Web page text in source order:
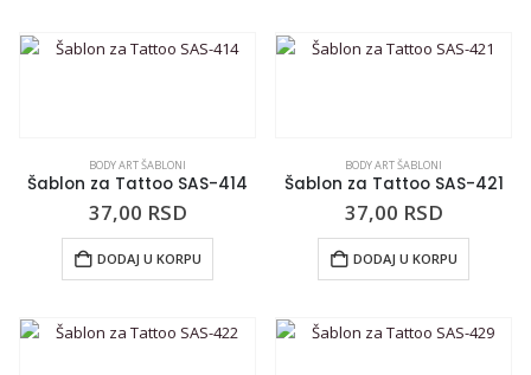
BODY ART ŠABLONI
Šablon za Tattoo SAS-414
37,00 RSD
DODAJ U KORPU
BODY ART ŠABLONI
Šablon za Tattoo SAS-421
37,00 RSD
DODAJ U KORPU